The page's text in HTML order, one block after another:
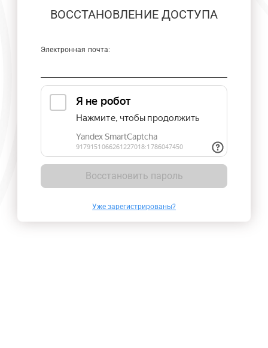
ВОССТАНОВЛЕНИЕ ДОСТУПА
Электронная почта:
Восстановить пароль
Уже зарегистрированы?